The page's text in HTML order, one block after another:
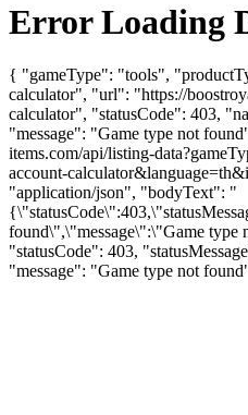
Error Loading
{ "gameType": "tools",
calculator", "url": "https://
calculator", "statusCode": 403,
"message": "Game type not
items.com/api/listing-
account-
"application/json", "bodyText": "
found\",\"message\":\"Game
"statusCode": 403,
"message": "Game type not